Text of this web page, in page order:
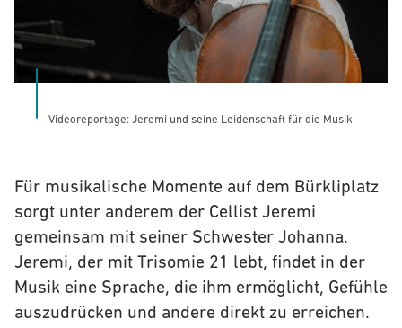
Videoreportage: Jeremi und seine Leidenschaft für die Musik
Für musikalische Momente auf dem Bürkliplatz
sorgt unter anderem der Cellist Jeremi
gemeinsam mit seiner Schwester Johanna.
Jeremi, der mit Trisomie 21 lebt, findet in der
Musik eine Sprache, die ihm ermöglicht, Gefühle
auszudrücken und andere direkt zu erreichen.